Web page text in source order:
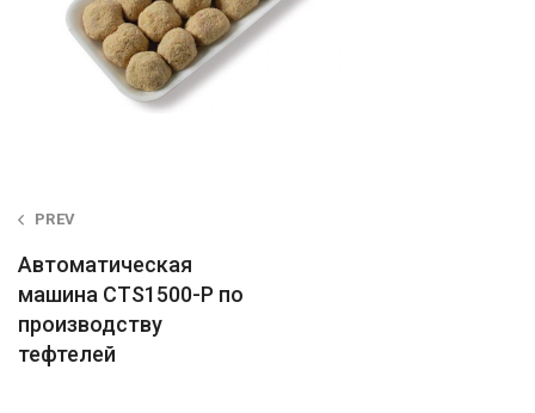
Post
navigation
PREV
Автоматическая
машина CTS1500-P по
производству
тефтелей